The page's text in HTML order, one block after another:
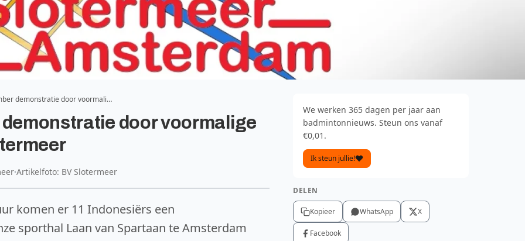
demonstratie door voormali…
door voormalige
·Artikelfoto: BV Slotermeer
komen er 11 Indonesiërs een
sporthal Laan van Spartaan te Amsterdam
We werken 365 dagen per jaar aan
badmintonnieuws. Steun ons vanaf
€0,01.
Ik steun jullie!
DELEN
Kopieer WhatsApp X
Facebook